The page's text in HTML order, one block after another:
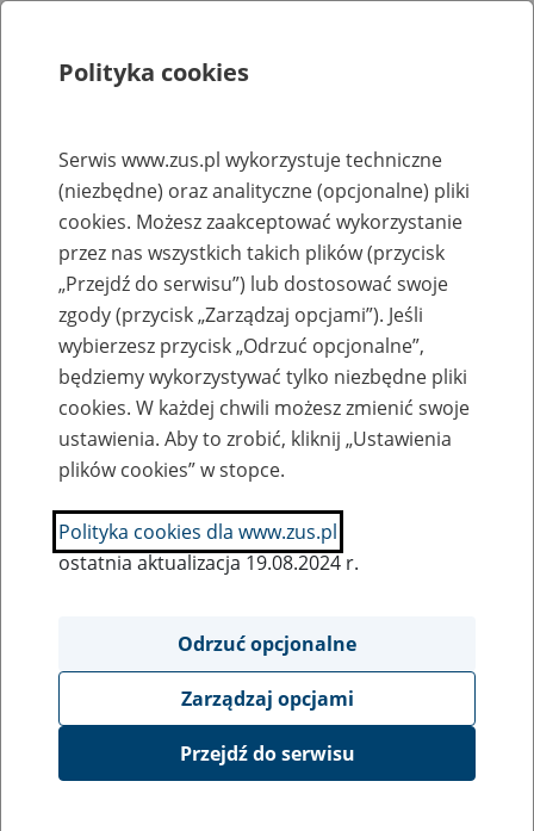
Rejestry, ewidencje i archiwa
Baza zlikwidowanych lub
przekształconych zakładów pracy
Nazwa zakładu pracy:
SZUKAJ
Ukryj wszystkie pozycje bazy
PPUH PREFABEX Spółka z o.o. -
Polityka cookies
Serwis www.zus.pl wykorzystuje techniczne
(niezbędne) oraz analityczne (opcjonalne) pliki
cookies. Możesz zaakceptować wykorzystanie
przez nas wszystkich takich plików (przycisk
„Przejdź do serwisu”) lub dostosować swoje
zgody (przycisk „Zarządzaj opcjami”). Jeśli
wybierzesz przycisk „Odrzuć opcjonalne”,
będziemy wykorzystywać tylko niezbędne pliki
cookies. W każdej chwili możesz zmienić swoje
ustawienia. Aby to zrobić, kliknij „Ustawienia
plików cookies” w stopce.
Polityka cookies dla www.zus.pl
ostatnia aktualizacja 19.08.2024 r.
Odrzuć opcjonalne
Zarządzaj opcjami
Przejdź do serwisu